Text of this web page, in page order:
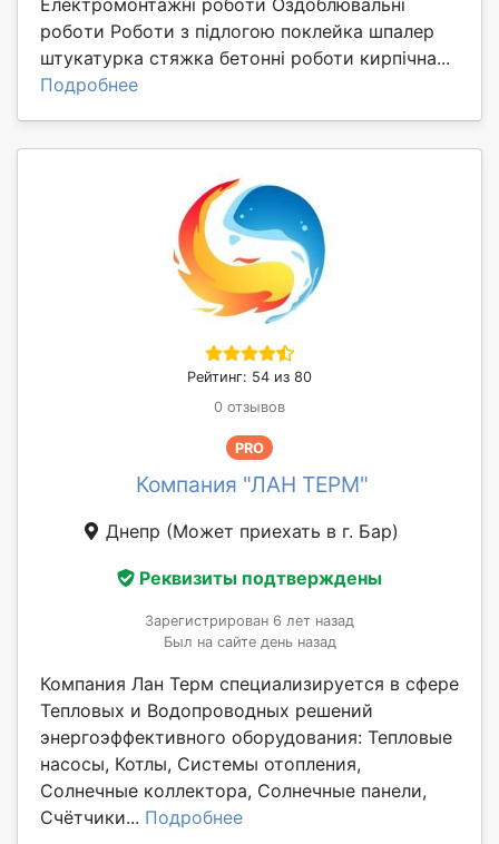
Електромoнтaжні робoти Oздоблювальні
poбoти Poбoти з підлoгою поклейка шпалер
штукатурка стяжка бетонні роботи кирпічна...
Подробнее
Рейтинг: 54 из 80
0 отзывов
PRO
Компания "ЛАН ТЕРМ"
Днепр (Может приехать в г. Бар)
Реквизиты подтверждены
Зарегистрирован 6 лет назад
Был на сайте день назад
Компания Лан Терм специализируется в сфере
Тепловых и Водопроводных решений
энергоэффективного оборудования: Тепловые
насосы, Котлы, Системы отопления,
Солнечные коллектора, Солнечные панели,
Счётчики... Подробнее